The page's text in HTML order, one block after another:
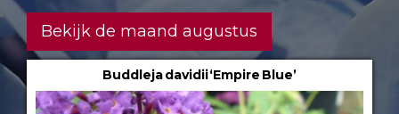
Bekijk de maand augustus
Buddleja davidii ‘Empire Blue’